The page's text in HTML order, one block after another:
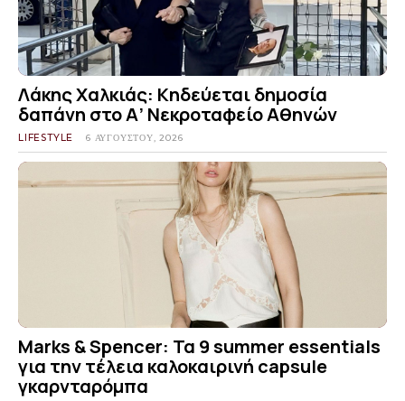
Λάκης Χαλκιάς: Κηδεύεται δημοσία
δαπάνη στο Α’ Νεκροταφείο Αθηνών
LIFESTYLE 6 ΑΥΓΟΎΣΤΟΥ, 2026
Marks & Spencer: Τα 9 summer essentials
για την τέλεια καλοκαιρινή capsule
γκαρνταρόμπα